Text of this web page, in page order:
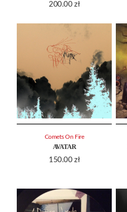
200.00 zł
AVATAR
150.00 zł
Comets On Fire